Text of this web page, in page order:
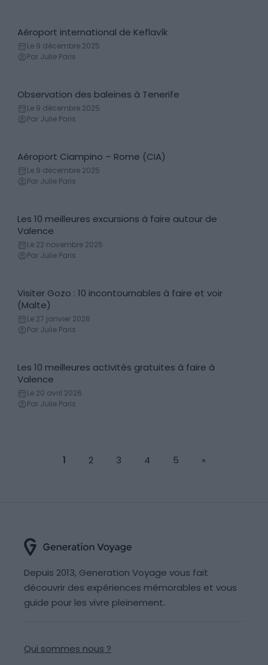
Transferts aéroports
Aéroport international de Keflavík
Le 9 décembre 2025
Par Julie Paris
Baleine
Observation des baleines à Tenerife
Le 9 décembre 2025
Par Julie Paris
Transferts aéroports
Aéroport Ciampino – Rome (CIA)
Le 9 décembre 2025
Par Julie Paris
Excursions & Séjours organisés
Les 10 meilleures excursions à faire autour de
Valence
Le 22 novembre 2025
Par Julie Paris
Incontournables
Visiter Gozo : 10 incontournables à faire et voir
(Malte)
Le 27 janvier 2026
Par Julie Paris
Activités
Les 10 meilleures activités gratuites à faire à
Valence
Le 20 avril 2026
Par Julie Paris
1 2 3 4 5 »
Depuis 2013, Generation Voyage vous fait
découvrir des expériences mémorables et vous
guide pour les vivre pleinement.
Qui sommes nous ?